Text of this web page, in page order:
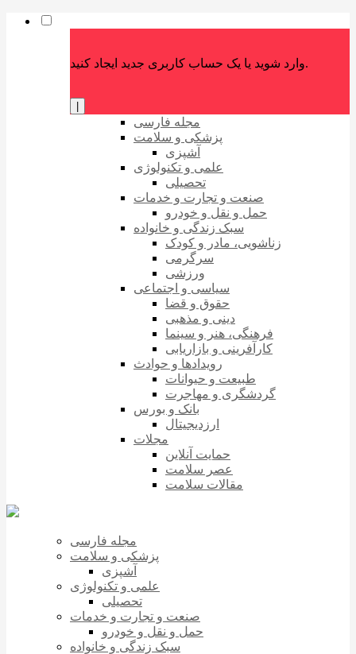
وارد شوید یا یک حساب کاربری جدید ایجاد کنید.
مجله فارسی
پزشکی و سلامت
آشپزی
علمی و تکنولوژی
تحصیلی
صنعت و تجارت و خدمات
حمل و نقل و خودرو
سبک زندگی و خانواده
زناشویی، مادر و کودک
سرگرمی
ورزشی
سیاسی و اجتماعی
حقوق و قضا
دینی و مذهبی
فرهنگی، هنر و سینما
کارآفرینی و بازاریابی
رویدادها و حوادث
طبیعت و حیوانات
گردشگری و مهاجرت
بانک و بورس
ارزدیجیتال
مجلات
حمایت آنلاین
عصر سلامت
مقالات سلامت
مجله فارسی
پزشکی و سلامت
آشپزی
علمی و تکنولوژی
تحصیلی
صنعت و تجارت و خدمات
حمل و نقل و خودرو
سبک زندگی و خانواده